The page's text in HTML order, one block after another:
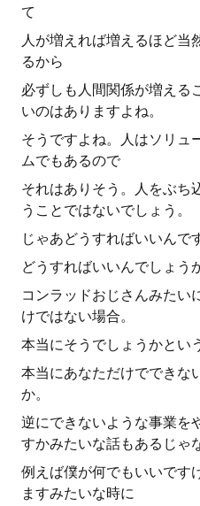
て
人が増えれば増えるほど当
るから
必ずしも人間関係が増える
いのはありますよね。
そうですよね。人はソリュ
ムでもあるので
それはありそう。人をぶち
うことではないでしょう。
じゃあどうすればいいんで
どうすればいいんでしょう
コンラッドおじさんみたい
けではない場合。
本当にそうでしょうかとい
本当にあなただけでできな
か。
逆にできないような事業を
すかみたいな話もあるじゃ
例えば僕が何でもいいです
ますみたいな時に